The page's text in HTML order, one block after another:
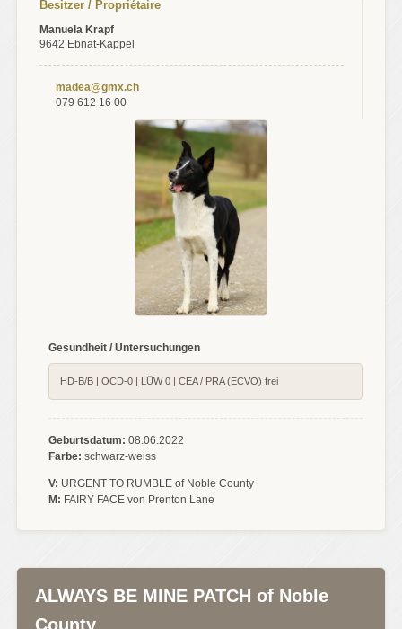
Besitzer / Propriétaire
Manuela Krapf
9642 Ebnat-Kappel
madea@gmx.ch
079 612 16 00
Gesundheit / Untersuchungen
HD-B/B | OCD-0 | LÜW 0 | CEA / PRA (ECVO) frei
Geburtsdatum: 08.06.2022
Farbe: schwarz-weiss
V: URGENT TO RUMBLE of Noble County
M: FAIRY FACE von Prenton Lane
ALWAYS BE MINE PATCH of Noble
County